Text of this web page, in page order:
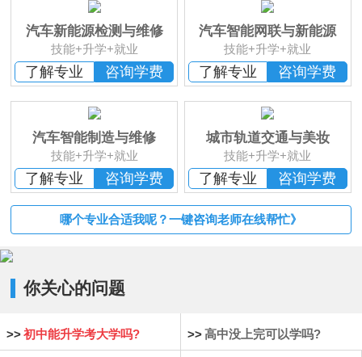
恭贺
李*辉 已报名
恭贺
湖南邵阳杨*成 已报名
恭贺
湖南郴州
刘* 已报名
恭贺
湖南益阳苏*琮 已报名
恭贺
湖南衡阳谢光平 已报名
恭贺
湖南怀化段秋杰 已报名
汽车新能源检测与维修
技能+升学+就业
了解专业 咨询学费
汽车智能网联与新能源
技能+升学+就业
了解专业 咨询学费
汽车智能制造与维修
技能+升学+就业
了解专业 咨询学费
城市轨道交通与美妆
技能+升学+就业
了解专业 咨询学费
哪个专业合适我呢？一键咨询老师在线帮忙》
你关心的问题
>> 初中能升学考大学吗? >> 高中没上完可以学吗?